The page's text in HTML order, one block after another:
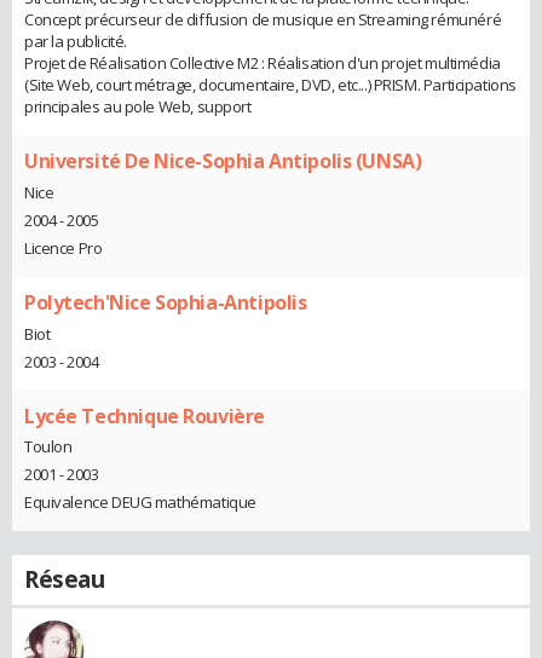
Concept précurseur de diffusion de musique en Streaming rémunéré
par la publicité.
Projet de Réalisation Collective M2 : Réalisation d'un projet multimédia
(Site Web, court métrage, documentaire, DVD, etc...) PRISM. Participations
principales au pole Web, support
Université De Nice-Sophia Antipolis (UNSA)
Nice
2004 - 2005
Licence Pro
Polytech'Nice Sophia-Antipolis
Biot
2003 - 2004
Lycée Technique Rouvière
Toulon
2001 - 2003
Equivalence DEUG mathématique
Réseau